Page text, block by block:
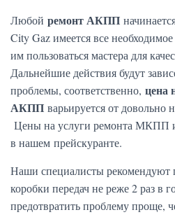
Любой ремонт АКПП
City Gaz имеется все
им пользоваться мастера для
Дальнейшие действия будут
проблемы, соответственно, цена
АКПП варьируется от довольно
Цены на услуги ремонта
в нашем прейскуранте.
Наши специалисты рекомендуют
коробки передач не реже 2 раз в
предотвратить проблему проще,